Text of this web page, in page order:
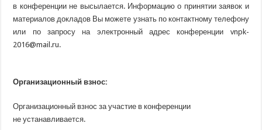
в конференции не высылается. Информацию о принятии заявок и
материалов докладов Вы можете узнать по контактному телефону
или по запросу на электронный адрес конференции vnpk-
2016@mail.ru.
Организационный взнос:
Организационный взнос за участие в конференции
не устанавливается.